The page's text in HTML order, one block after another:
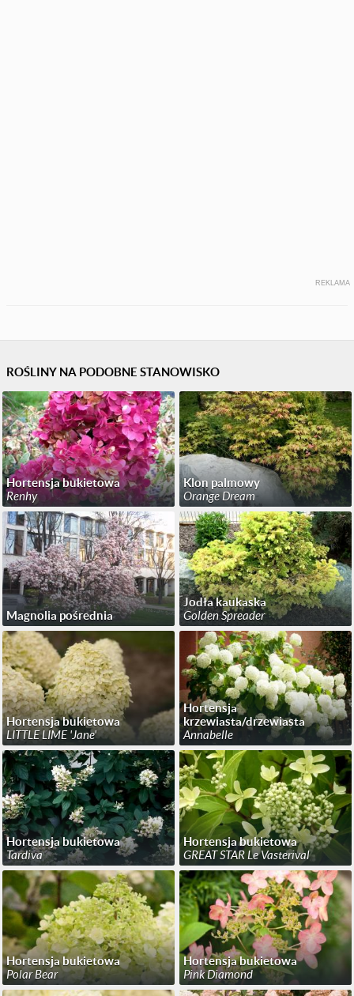
REKLAMA
ROŚLINY NA PODOBNE STANOWISKO
Hortensja bukietowa
Renhy
Klon palmowy
Orange Dream
Magnolia pośrednia
Jodła kaukaska
Golden Spreader
Hortensja bukietowa
LITTLE LIME 'Jane'
Hortensja
krzewiasta/drzewiasta
Annabelle
Hortensja bukietowa
Tardiva
Hortensja bukietowa
GREAT STAR Le Vasterival
Hortensja bukietowa
Polar Bear
Hortensja bukietowa
Pink Diamond